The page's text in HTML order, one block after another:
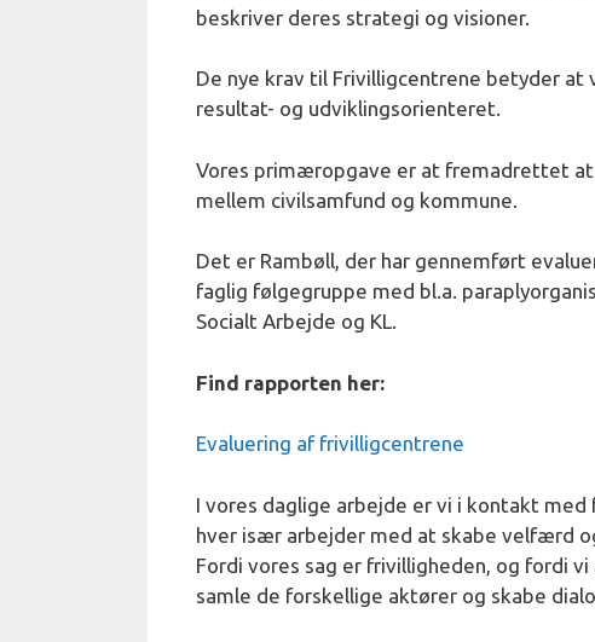
beskriver deres strategi og visioner.
De nye krav til Frivilligcentrene betyder
resultat- og udviklingsorienteret.
Vores primæropgave er at fremadrettet
mellem civilsamfund og kommune.
Det er Rambøll, der har gennemført
faglig følgegruppe med bl.a.
Socialt Arbejde og KL.
Find rapporten her:
Evaluering af frivilligcentrene
I vores daglige arbejde er vi i kontakt
hver især arbejder med at skabe velfærd
Fordi vores sag er frivilligheden, og fordi
samle de forskellige aktører og skabe